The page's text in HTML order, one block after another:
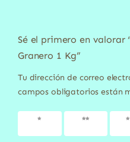
Sé el primero en valorar
Granero 1 Kg”
Tu dirección de correo
campos obligatorios están
1 de 5
2 de 5
3